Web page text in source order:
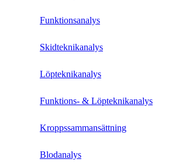
Funktionsanalys
Skidteknikanalys
Löpteknikanalys
Funktions- & Löpteknikanalys
Kroppssammansättning
Blodanalys